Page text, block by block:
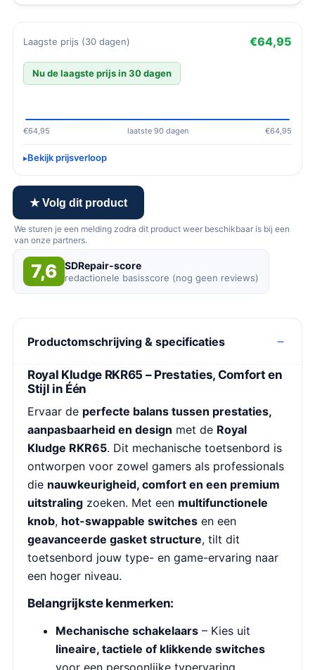
Laagste prijs (30 dagen) €64,95
Nu de laagste prijs in 30 dagen
€64,95 laatste 90 dagen €64,95
Bekijk prijsverloop
★ Volg dit product
We sturen je een melding zodra dit product weer beschikbaar is bij een
van onze partners.
7,6 SDRepair-score
redactionele basisscore (nog geen reviews)
Productomschrijving & specificaties
Royal Kludge RKR65 – Prestaties, Comfort en
Stijl in Één
Ervaar de perfecte balans tussen prestaties,
aanpasbaarheid en design met de Royal
Kludge RKR65. Dit mechanische toetsenbord is
ontworpen voor zowel gamers als professionals
die nauwkeurigheid, comfort en een premium
uitstraling zoeken. Met een multifunctionele
knob, hot-swappable switches en een
geavanceerde gasket structure, tilt dit
toetsenbord jouw type- en game-ervaring naar
een hoger niveau.
Belangrijkste kenmerken:
Mechanische schakelaars – Kies uit
lineaire, tactiele of klikkende switches
voor een persoonlijke typervaring.